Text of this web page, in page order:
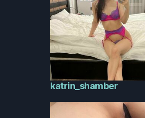
katrin_shamber